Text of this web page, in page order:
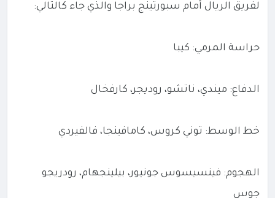
لفريق الريال أمام سبورتينج براجا والذي جاء كالتالي:
حراسة المرمي: كيبا
الدفاع: ميندي، ناتشو، روديجر، كارفخال
خط الوسط: توني كروس، كامافينجا، فالفيردي
الهجوم: فينسيسوس جونيور، بيلينجهام، رودريجو
جوس